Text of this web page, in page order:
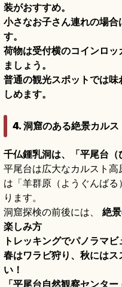
装がおすすめ。
小さなお子さん連れの場
す。
荷物は受付横のコインロ
ましょう。
普通の観光スポットでは
しめます。
4. 洞窟のある絶景カルス
千仏鍾乳洞は、「平尾台（
平尾台は広大なカルスト
は「羊群原（ようぐんば
ります。
洞窟探検の前後には、 絶
楽しみ方
トレッキングでパノラマビ
春はワラビ狩り、秋には
い！
「平尾台自然観察センタ